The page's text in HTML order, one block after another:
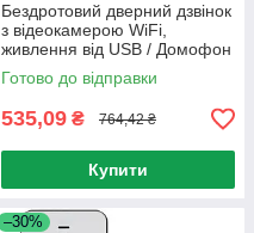
Бездротовий дверний дзвінок
з відеокамерою WiFi,
живлення від USB / Домофон
з камерою / Відеодомофон /
Відеодзвінок
Готово до відправки
535,09 ₴ 764,42 ₴
Купити
–30%